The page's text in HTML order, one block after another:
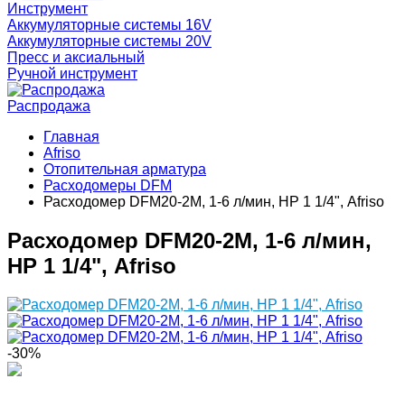
Инструмент
Аккумуляторные системы 16V
Аккумуляторные системы 20V
Пресс и аксиальный
Ручной инструмент
Распродажа
Главная
Afriso
Отопительная арматура
Расходомеры DFM
Расходомер DFM20-2М, 1-6 л/мин, НР 1 1/4", Afriso
Расходомер DFM20-2М, 1-6 л/мин,
НР 1 1/4", Afriso
-30%